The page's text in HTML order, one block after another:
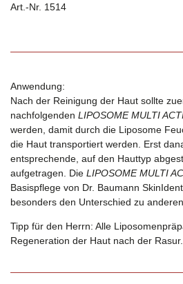
Art.-Nr. 1514
Anwendung:
Nach der Reinigung der Haut sollte
nachfolgenden LIPOSOME MULTI
werden, damit durch die Liposome
die Haut transportiert werden. Erst
entsprechende, auf den Hauttyp
aufgetragen. Die LIPOSOME MULTI
Basispflege von Dr. Baumann
besonders den Unterschied zu
Tipp für den Herrn: Alle
Regeneration der Haut nach der Rasur.